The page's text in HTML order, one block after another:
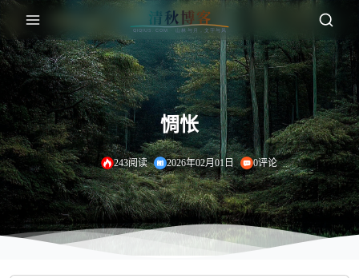
惆怅
243阅读 2026年02月01日 0评论